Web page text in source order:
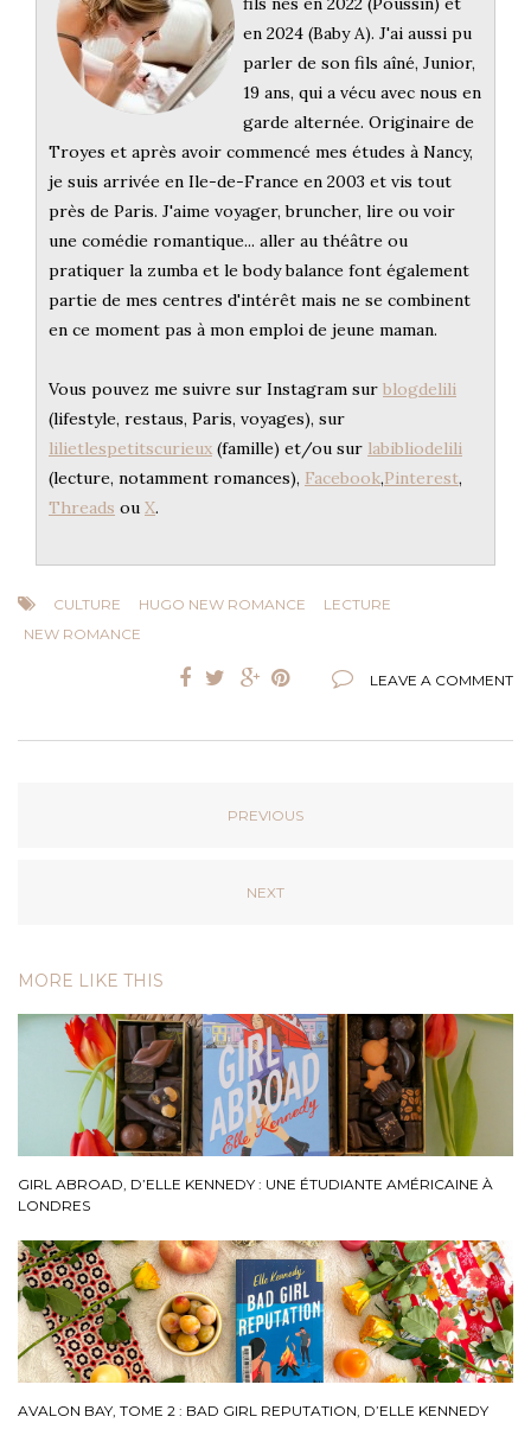
en 2024 (Baby A). J'ai aussi pu
parler de son fils aîné, Junior,
19 ans, qui a vécu avec nous en
garde alternée. Originaire de
Troyes et après avoir commencé mes études à Nancy,
je suis arrivée en Ile-de-France en 2003 et vis tout
près de Paris. J'aime voyager, bruncher, lire ou voir
une comédie romantique... aller au théâtre ou
pratiquer la zumba et le body balance font également
partie de mes centres d'intérêt mais ne se combinent
en ce moment pas à mon emploi de jeune maman.
Vous pouvez me suivre sur Instagram sur blogdelili
(lifestyle, restaus, Paris, voyages), sur
lilietlespetitscurieux (famille) et/ou sur labibliodelili
(lecture, notamment romances), Facebook,Pinterest,
Threads ou X.
CULTURE HUGO NEW ROMANCE
LECTURE
NEW ROMANCE
LEAVE A COMMENT
PREVIOUS
NEXT
MORE LIKE THIS
GIRL ABROAD, D’ELLE KENNEDY : UNE ÉTUDIANTE AMÉRICAINE À
LONDRES
AVALON BAY, TOME 2 : BAD GIRL REPUTATION, D’ELLE KENNEDY